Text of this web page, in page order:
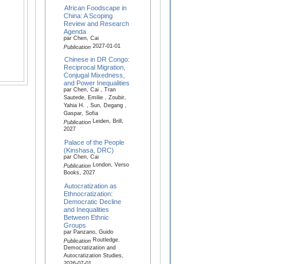
African Foodscape in
China: A Scoping
Review and Research
Agenda
par Chen, Cai
Publication2027-01-01
Chinese in DR Congo:
Reciprocal Migration,
Conjugal Mixedness,
and Power Inequalities
par Chen, Cai , Tran
Sautede, Emilie , Zoubir,
Yahia H. , Sun, Degang ,
Gaspar, Sofia
PublicationLeiden, Brill,
2027
Palace of the People
(Kinshasa, DRC)
par Chen, Cai
PublicationLondon, Verso
Books, 2027
Autocratization as
Ethnocratization:
Democratic Decline
and Inequalities
Between Ethnic
Groups
par Panzano, Guido
PublicationRoutledge.
Democratization and
Autocratization Studies,